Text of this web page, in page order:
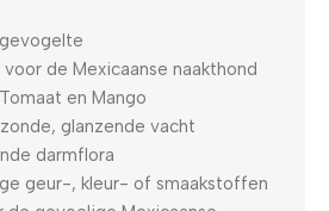
de Mexicaanse naakthond
en Mango
glanzende vacht
darmflora
geur-, kleur- of smaakstoffen